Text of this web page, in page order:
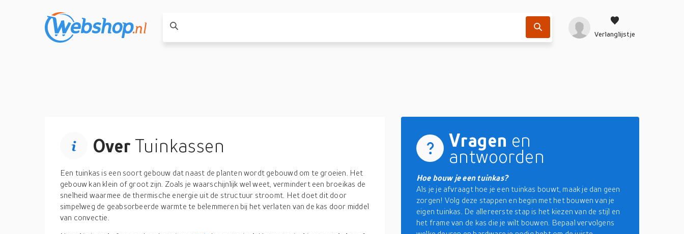
Verlanglijstje
Over Tuinkassen
Een tuinkas is een soort gebouw dat naast de planten wordt gebouwd om te groeien. Het
gebouw kan klein of groot zijn. Zoals je waarschijnlijk wel weet, vermindert een broeikas de
snelheid waarmee de thermische energie uit de structuur stroomt. Het doet dit door
simpelweg de geabsorbeerde warmte te belemmeren bij het verlaten van de kas door middel
van convectie.
Vragen en
antwoorden
Hoe bouw je een tuinkas?
Als je je afvraagt hoe je een tuinkas bouwt, maak je dan geen
zorgen! Volg deze stappen en begin met het bouwen van je
eigen tuinkas. De allereerste stap is het kiezen van de stijl en
het frame van de kas die je wilt bouwen. Bepaal vervolgens